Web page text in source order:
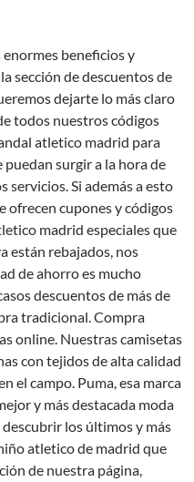
beneficios y
sección de descuentos de
dejarte lo más claro
todos nuestros códigos
atletico madrid para
surgir a la hora de
servicios. Si además a esto
ofrecen cupones y códigos
madrid especiales que
están rebajados, nos
de ahorro es mucho
descuentos de más de
tradicional. Compra
online. Nuestras camisetas
con tejidos de alta calidad
el campo. Puma, esa marca
y más destacada moda
los últimos y más
atletico de madrid que
de nuestra página,